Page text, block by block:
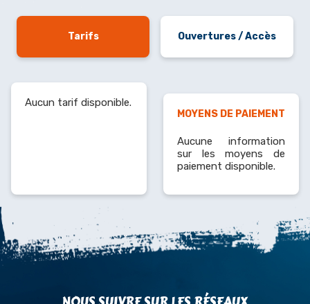
Tarifs Ouvertures / Accès
Aucun tarif disponible.
MOYENS DE PAIEMENT
Aucune information
sur les moyens de
paiement disponible.